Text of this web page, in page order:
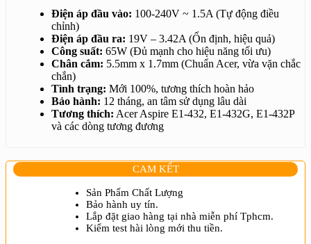
Thay
Nhanh
Sinh
Điện áp đầu vào: 100-240V ~ 1.5A (Tự động điều
chỉnh)
Điện áp đầu ra: 19V – 3.42A (Ổn định, hiệu quả)
Công suất: 65W (Đủ mạnh cho hiệu năng tối ưu)
Chân cắm: 5.5mm x 1.7mm (Chuẩn Acer, vừa vặn chắc
chắn)
Tình trạng: Mới 100%, tương thích hoàn hảo
Bảo hành: 12 tháng, an tâm sử dụng lâu dài
Tương thích: Acer Aspire E1-432, E1-432G, E1-432P
và các dòng tương đương
CAM KẾT
Sản Phẩm Chất Lượng
Bảo hành uy tín.
Lắp đặt giao hàng tại nhà miễn phí Tphcm.
Kiểm test hài lòng mới thu tiền.